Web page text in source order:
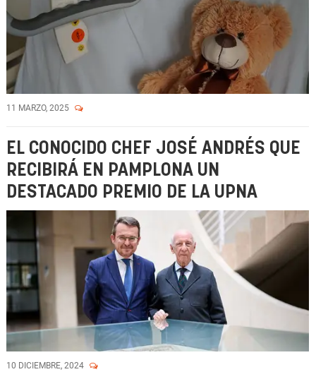
11 MARZO, 2025
EL CONOCIDO CHEF JOSÉ ANDRÉS QUE
RECIBIRÁ EN PAMPLONA UN
DESTACADO PREMIO DE LA UPNA
10 DICIEMBRE, 2024